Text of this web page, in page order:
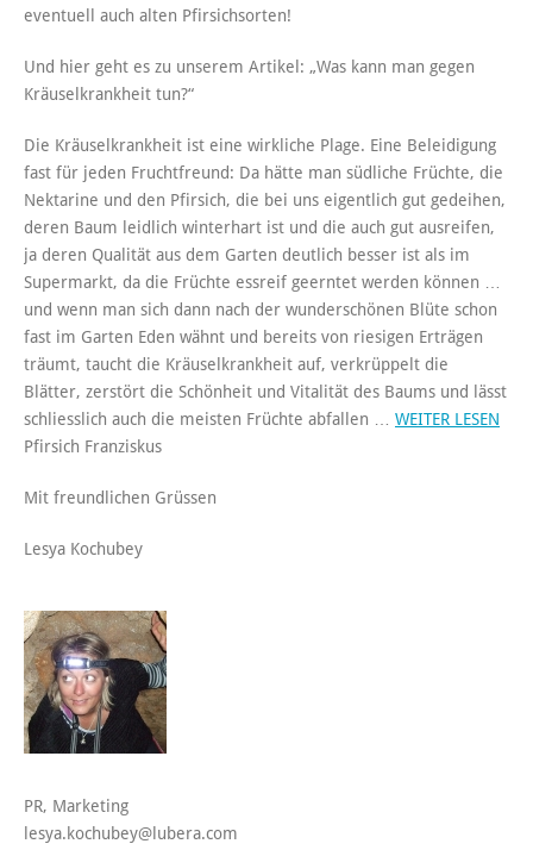
eventuell auch alten Pfirsichsorten!
Und hier geht es zu unserem Artikel: „Was kann man gegen
Kräuselkrankheit tun?“
Die Kräuselkrankheit ist eine wirkliche Plage. Eine Beleidigung
fast für jeden Fruchtfreund: Da hätte man südliche Früchte, die
Nektarine und den Pfirsich, die bei uns eigentlich gut gedeihen,
deren Baum leidlich winterhart ist und die auch gut ausreifen,
ja deren Qualität aus dem Garten deutlich besser ist als im
Supermarkt, da die Früchte essreif geerntet werden können …
und wenn man sich dann nach der wunderschönen Blüte schon
fast im Garten Eden wähnt und bereits von riesigen Erträgen
träumt, taucht die Kräuselkrankheit auf, verkrüppelt die
Blätter, zerstört die Schönheit und Vitalität des Baums und lässt
schliesslich auch die meisten Früchte abfallen … WEITER LESEN
Pfirsich Franziskus
Mit freundlichen Grüssen
Lesya Kochubey
PR, Marketing
lesya.kochubey@lubera.com